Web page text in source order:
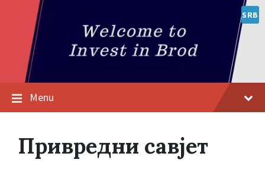
SRB
Menu
Привредни савјет